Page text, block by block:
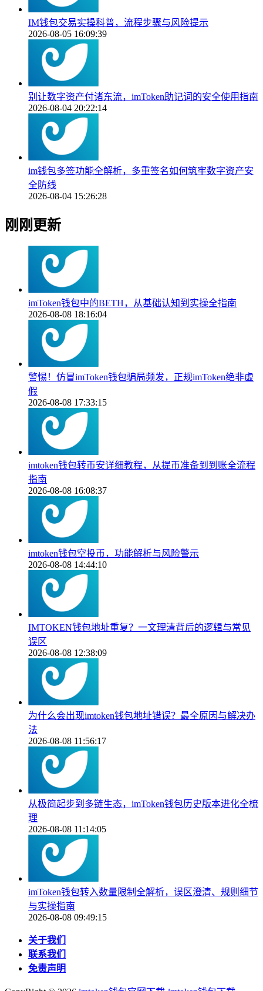
IM钱包交易实操科普，流程步骤与风险提示
2026-08-05 16:09:39
别让数字资产付诸东流，imToken助记词的安全使用指南
2026-08-04 20:22:14
im钱包多签功能全解析，多重签名如何筑牢数字资产安
全防线
2026-08-04 15:26:28
刚刚更新
imToken钱包中的BETH，从基础认知到实操全指南
2026-08-08 18:16:04
警惕！仿冒imToken钱包骗局频发，正规imToken绝非虚
假
2026-08-08 17:33:15
imtoken钱包转币安详细教程，从提币准备到到账全流程
指南
2026-08-08 16:08:37
imtoken钱包空投币，功能解析与风险警示
2026-08-08 14:44:10
IMTOKEN钱包地址重复？一文理清背后的逻辑与常见
误区
2026-08-08 12:38:09
为什么会出现imtoken钱包地址错误？最全原因与解决办
法
2026-08-08 11:56:17
从极简起步到多链生态，imToken钱包历史版本进化全梳
理
2026-08-08 11:14:05
imToken钱包转入数量限制全解析，误区澄清、规则细节
与实操指南
2026-08-08 09:49:15
关于我们
联系我们
免责声明